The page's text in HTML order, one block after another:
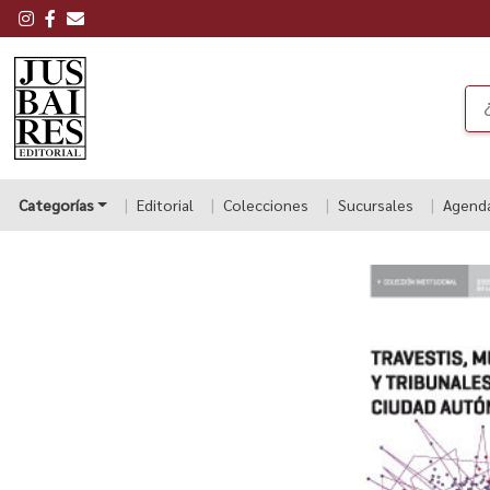
Categorías Editorial Colecciones Sucursales